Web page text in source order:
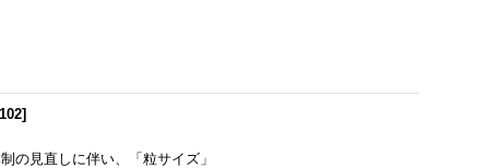
]
の見直しに伴い、「粒サイズ」